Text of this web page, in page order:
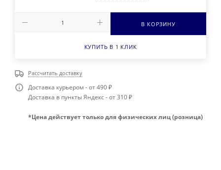
В КОРЗИНУ
КУПИТЬ В 1 КЛИК
Рассчитать доставку
Доставка курьером - от 490 ₽
Доставка в пункты Яндекс - от 310 ₽
*Цена действует только для физических лиц (розница)